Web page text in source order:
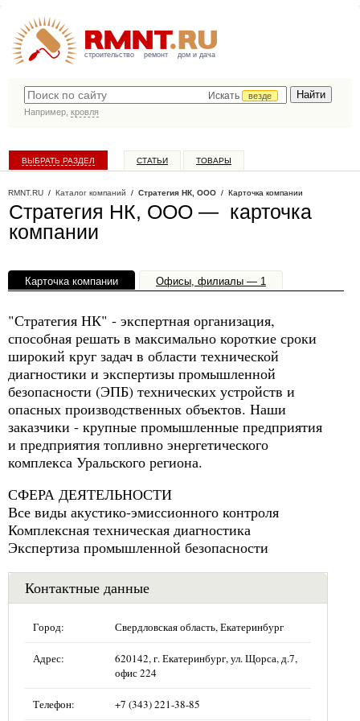
строительство ремонт дом и дача
Искать
везде
Например, кровля
ВЫБРАТЬ РАЗДЕЛ СТАТЬИ ТОВАРЫ
RMNT.RU / Каталог компаний / Стратегия НК, ООО / Карточка компании
Стратегия НК, ООО — карточка
компании
Карточка компании Офисы, филиалы — 1
"Стратегия НК" - экспертная организация,
способная решать в максимально короткие сроки
широкий круг задач в области технической
диагностики и экспертизы промышленной
безопасности (ЭПБ) технических устройств и
опасных производственных объектов. Наши
заказчики - крупные промышленные предприятия
и предприятия топливно энергетического
комплекса Уральского региона.
СФЕРА ДЕЯТЕЛЬНОСТИ
Все виды акустико-эмиссионного контроля
Комплексная техническая диагностика
Экспертиза промышленной безопасности
Контактные данные
Город: Свердловская область, Екатеринбург
Адрес:
620142, г. Екатеринбург, ул. Щорса, д.7,
офис 224
Телефон: +7 (343) 221-38-85